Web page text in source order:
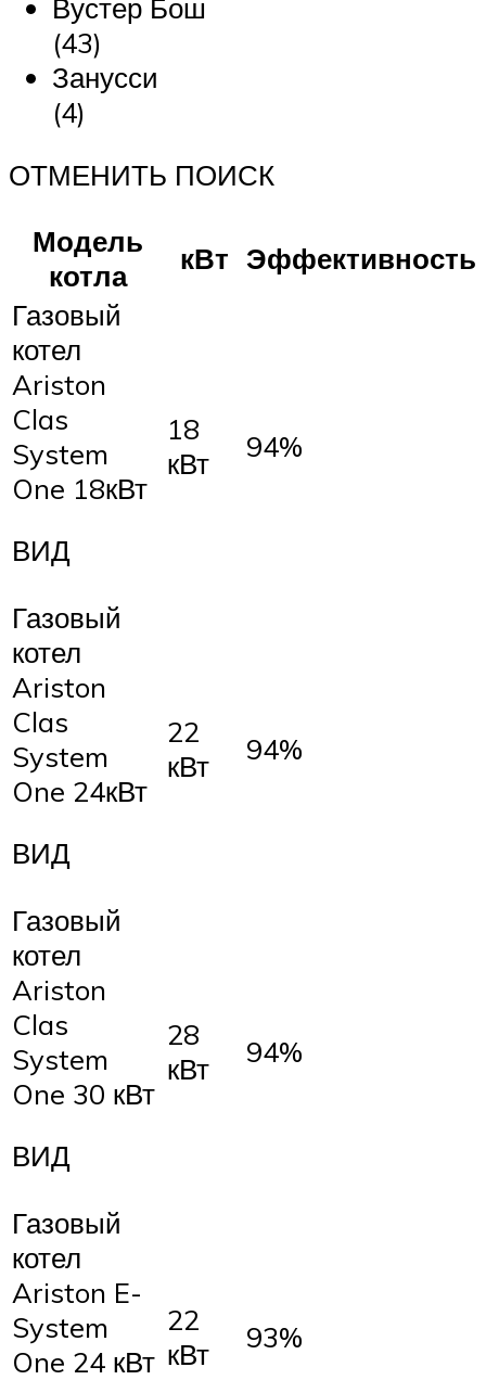
Вустер Бош
(43)
Занусси
(4)
ОТМЕНИТЬ ПОИСК
Модель
котла
кВт Эффективность
Газовый
котел
Ariston
Clas
System
One 18кВт
ВИД
18
кВт
94%
Газовый
котел
Ariston
Clas
System
One 24кВт
ВИД
22
кВт
94%
Газовый
котел
Ariston
Clas
System
One 30 кВт
ВИД
28
кВт
94%
Газовый
котел
Ariston E-
System
One 24 кВт
22
кВт
93%